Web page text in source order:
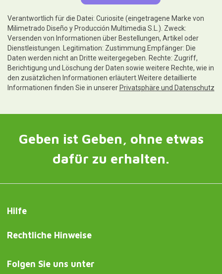
Verantwortlich für die Datei: Curiosite (eingetragene Marke von
Milimetrado Diseño y Producción Multimedia S.L.). Zweck:
Versenden von Informationen über Bestellungen, Artikel oder
Dienstleistungen. Legitimation: Zustimmung.Empfänger: Die
Daten werden nicht an Dritte weitergegeben. Rechte: Zugriff,
Berichtigung und Löschung der Daten sowie weitere Rechte, wie in
den zusätzlichen Informationen erläutert.Weitere detaillierte
Informationen finden Sie in unserer Privatsphäre und Datenschutz
Geben ist Geben, ohne etwas
dafür zu erhalten.
Hilfe
Rechtliche Hinweise
Folgen Sie uns unter